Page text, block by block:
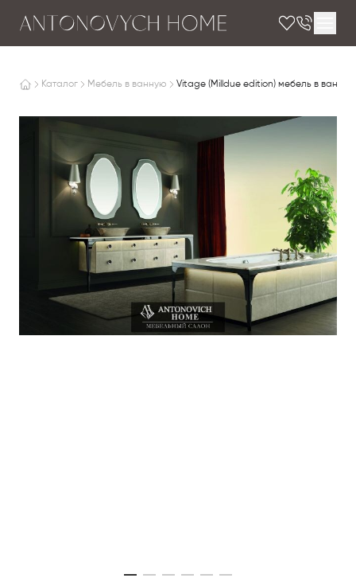
Каталог Мебель в ванную Vitage (Milldue edition) мебель в